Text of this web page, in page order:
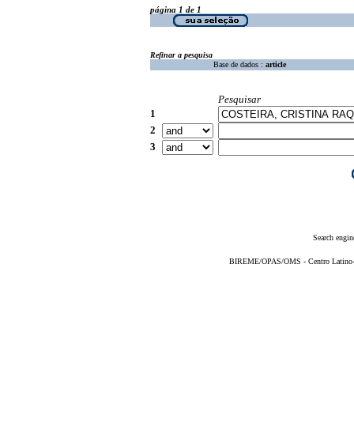
página 1 de 1
Refinar a pesquisa
Base de dados : article
Pesquisar
1
2
3
Search
BIREME/OPAS/OMS - Centro Latino-